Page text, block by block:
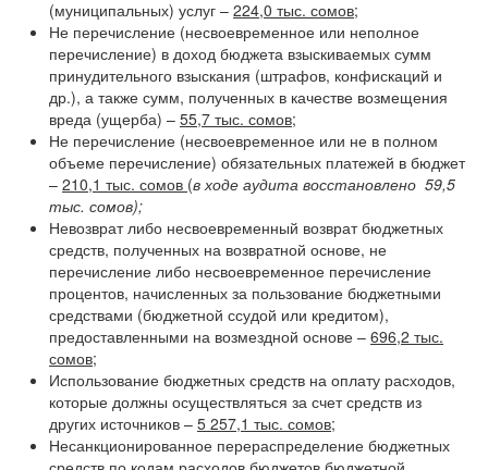
(муниципальных) услуг – 224,0 тыс. сомов;
Не перечисление (несвоевременное или неполное
перечисление) в доход бюджета взыскиваемых сумм
принудительного взыскания (штрафов, конфискаций и
др.), а также сумм, полученных в качестве возмещения
вреда (ущерба) – 55,7 тыс. сомов;
Не перечисление (несвоевременное или не в полном
объеме перечисление) обязательных платежей в бюджет
– 210,1 тыс. сомов (в ходе аудита восстановлено 59,5
тыс. сомов);
Невозврат либо несвоевременный возврат бюджетных
средств, полученных на возвратной основе, не
перечисление либо несвоевременное перечисление
процентов, начисленных за пользование бюджетными
средствами (бюджетной ссудой или кредитом),
предоставленными на возмездной основе – 696,2 тыс.
сомов;
Использование бюджетных средств на оплату расходов,
которые должны осуществляться за счет средств из
других источников – 5 257,1 тыс. сомов;
Несанкционированное перераспределение бюджетных